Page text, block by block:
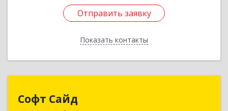
Отправить заявку
Показать контакты
Отправить заявку
Назад
Софт Сайд